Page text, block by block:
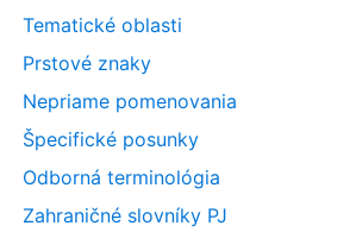
Tematické oblasti
Prstové znaky
Nepriame pomenovania
Špecifické posunky
Odborná terminológia
Zahraničné slovníky PJ